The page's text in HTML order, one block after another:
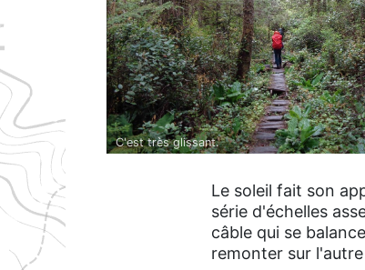
C'est très glissant.
Le soleil fait son
série d'échelles
câble qui se
remonter sur